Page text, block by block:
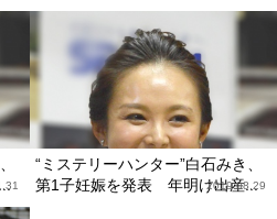
“ミステリーハンター”白石みき、
第1子妊娠を発表 年明け出産...
2019.08.29